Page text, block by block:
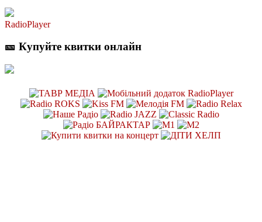
RadioPlayer
🎫 Купуйте квитки онлайн